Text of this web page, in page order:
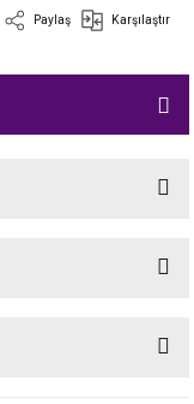
Paylaş Karşılaştır